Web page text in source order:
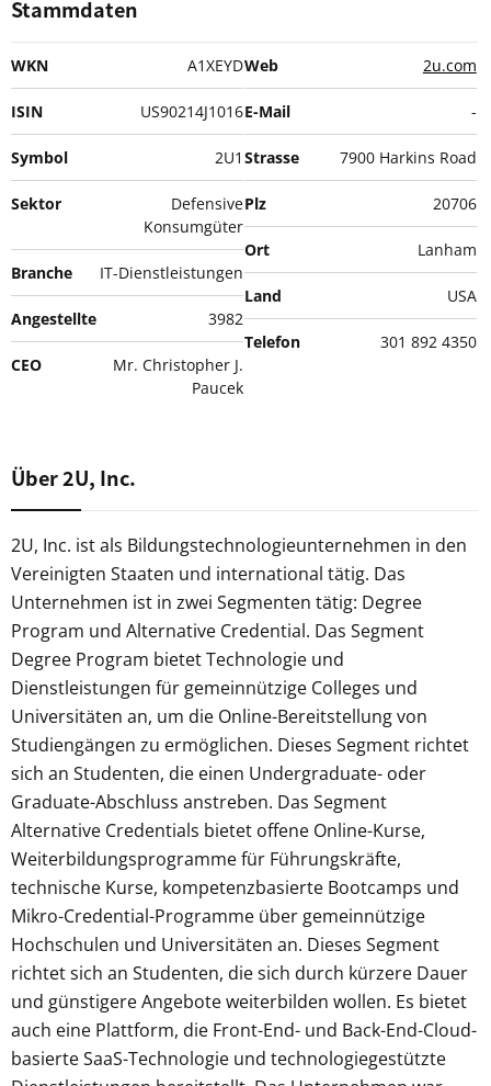
Stammdaten
WKN A1XEYD
ISIN US90214J1016
Symbol 2U1
Sektor
Defensive
Konsumgüter
Branche IT-Dienstleistungen
Angestellte 3982
CEO
Mr. Christopher J.
Paucek
Web 2u.com
E-Mail -
Strasse 7900 Harkins Road
Plz 20706
Ort Lanham
Land USA
Telefon 301 892 4350
Über 2U, Inc.
2U, Inc. ist als Bildungstechnologieunternehmen in den
Vereinigten Staaten und international tätig. Das
Unternehmen ist in zwei Segmenten tätig: Degree
Program und Alternative Credential. Das Segment
Degree Program bietet Technologie und
Dienstleistungen für gemeinnützige Colleges und
Universitäten an, um die Online-Bereitstellung von
Studiengängen zu ermöglichen. Dieses Segment richtet
sich an Studenten, die einen Undergraduate- oder
Graduate-Abschluss anstreben. Das Segment
Alternative Credentials bietet offene Online-Kurse,
Weiterbildungsprogramme für Führungskräfte,
technische Kurse, kompetenzbasierte Bootcamps und
Mikro-Credential-Programme über gemeinnützige
Hochschulen und Universitäten an. Dieses Segment
richtet sich an Studenten, die sich durch kürzere Dauer
und günstigere Angebote weiterbilden wollen. Es bietet
auch eine Plattform, die Front-End- und Back-End-Cloud-
basierte SaaS-Technologie und technologiegestützte